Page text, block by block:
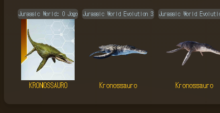
Jurassic World: O Jogo
KRONOSSAURO
Jurassic World Evolution 3
Kronossauro
Jurassic World
Kronossauro